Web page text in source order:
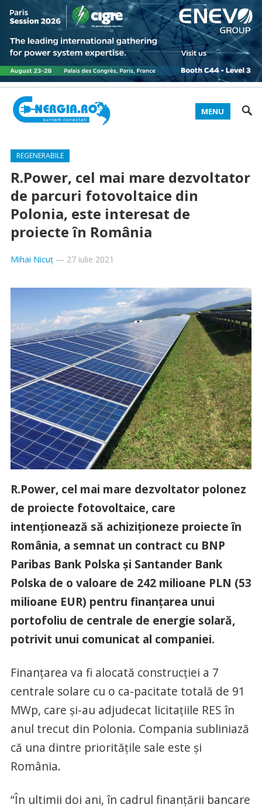
MENU
REGENERABILE
R.Power, cel mai mare dezvoltator
de parcuri fotovoltaice din
Polonia, este interesat de
proiecte în România
Mihai Nicuț— 27 iulie 2021
R.Power, cel mai mare dezvoltator polonez
de proiecte fotovoltaice, care
intenționează să achiziționeze proiecte în
România, a semnat un contract cu BNP
Paribas Bank Polska și Santander Bank
Polska de o valoare de 242 milioane PLN (53
milioane EUR) pentru finanțarea unui
portofoliu de centrale de energie solară,
potrivit unui comunicat al companiei.
Finanțarea va fi alocată construcției a 7
centrale solare cu o ca-pacitate totală de 91
MWp, care și-au adjudecat licitațiile RES în
anul trecut din Polonia. Compania subliniază
că una dintre prioritățile sale este și
România.
“În ultimii doi ani, în cadrul finanțării bancare